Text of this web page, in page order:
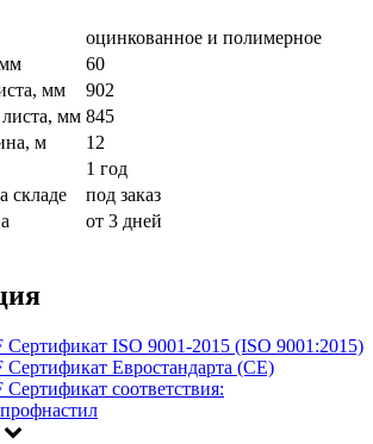
оцинкованное и полимерное
60
мм
902
мм 845
м
12
1 год
складе
под заказ
от 3 дней
Сертификат ISO 9001-2015 (ISO 9001:2015)
Сертификат Евростандарта (CE)
Сертификат соответствия: